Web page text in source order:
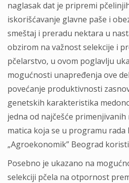
naglasak dat je pripremi
iskorišćavanje glavne paše i
smeštaj i preradu nektara u
obzirom na važnost selekcije i
pčelarstvo, u ovom poglavlju
mogućnosti unapređenja ove
povećanje produktivnosti
genetskih karakteristika
jedna od najčešće
matica koja se u programu rada
„Agroekonomik” Beograd
Posebno je ukazano na
selekciji pčela na otpornost